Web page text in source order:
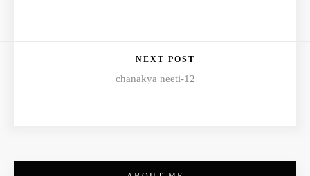
NEXT POST
chanakya neeti-12